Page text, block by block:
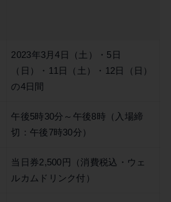
2023年3月4日（土）・5日
（日）・11日（土）・12日（日）
の4日間
午後5時30分～午後8時（入場締
切：午後7時30分）
当日券2,500円（消費税込・ウェ
ルカムドリンク付）